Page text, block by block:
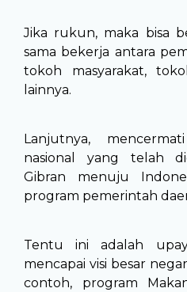
Jika rukun, maka bisa
sama bekerja antara
tokoh masyarakat,
lainnya.
Lanjutnya,
nasional yang telah
Gibran menuju
program pemerintah
Tentu ini adalah
mencapai visi besar
contoh, program